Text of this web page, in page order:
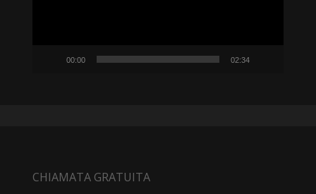
00:00 02:34
CHIAMATA GRATUITA